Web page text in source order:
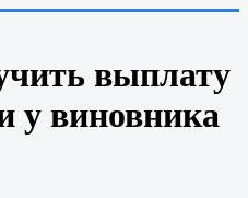
выплату
у виновника